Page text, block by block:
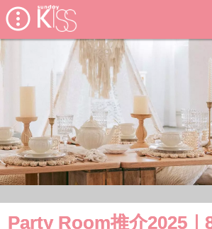
Party Room推介2025｜